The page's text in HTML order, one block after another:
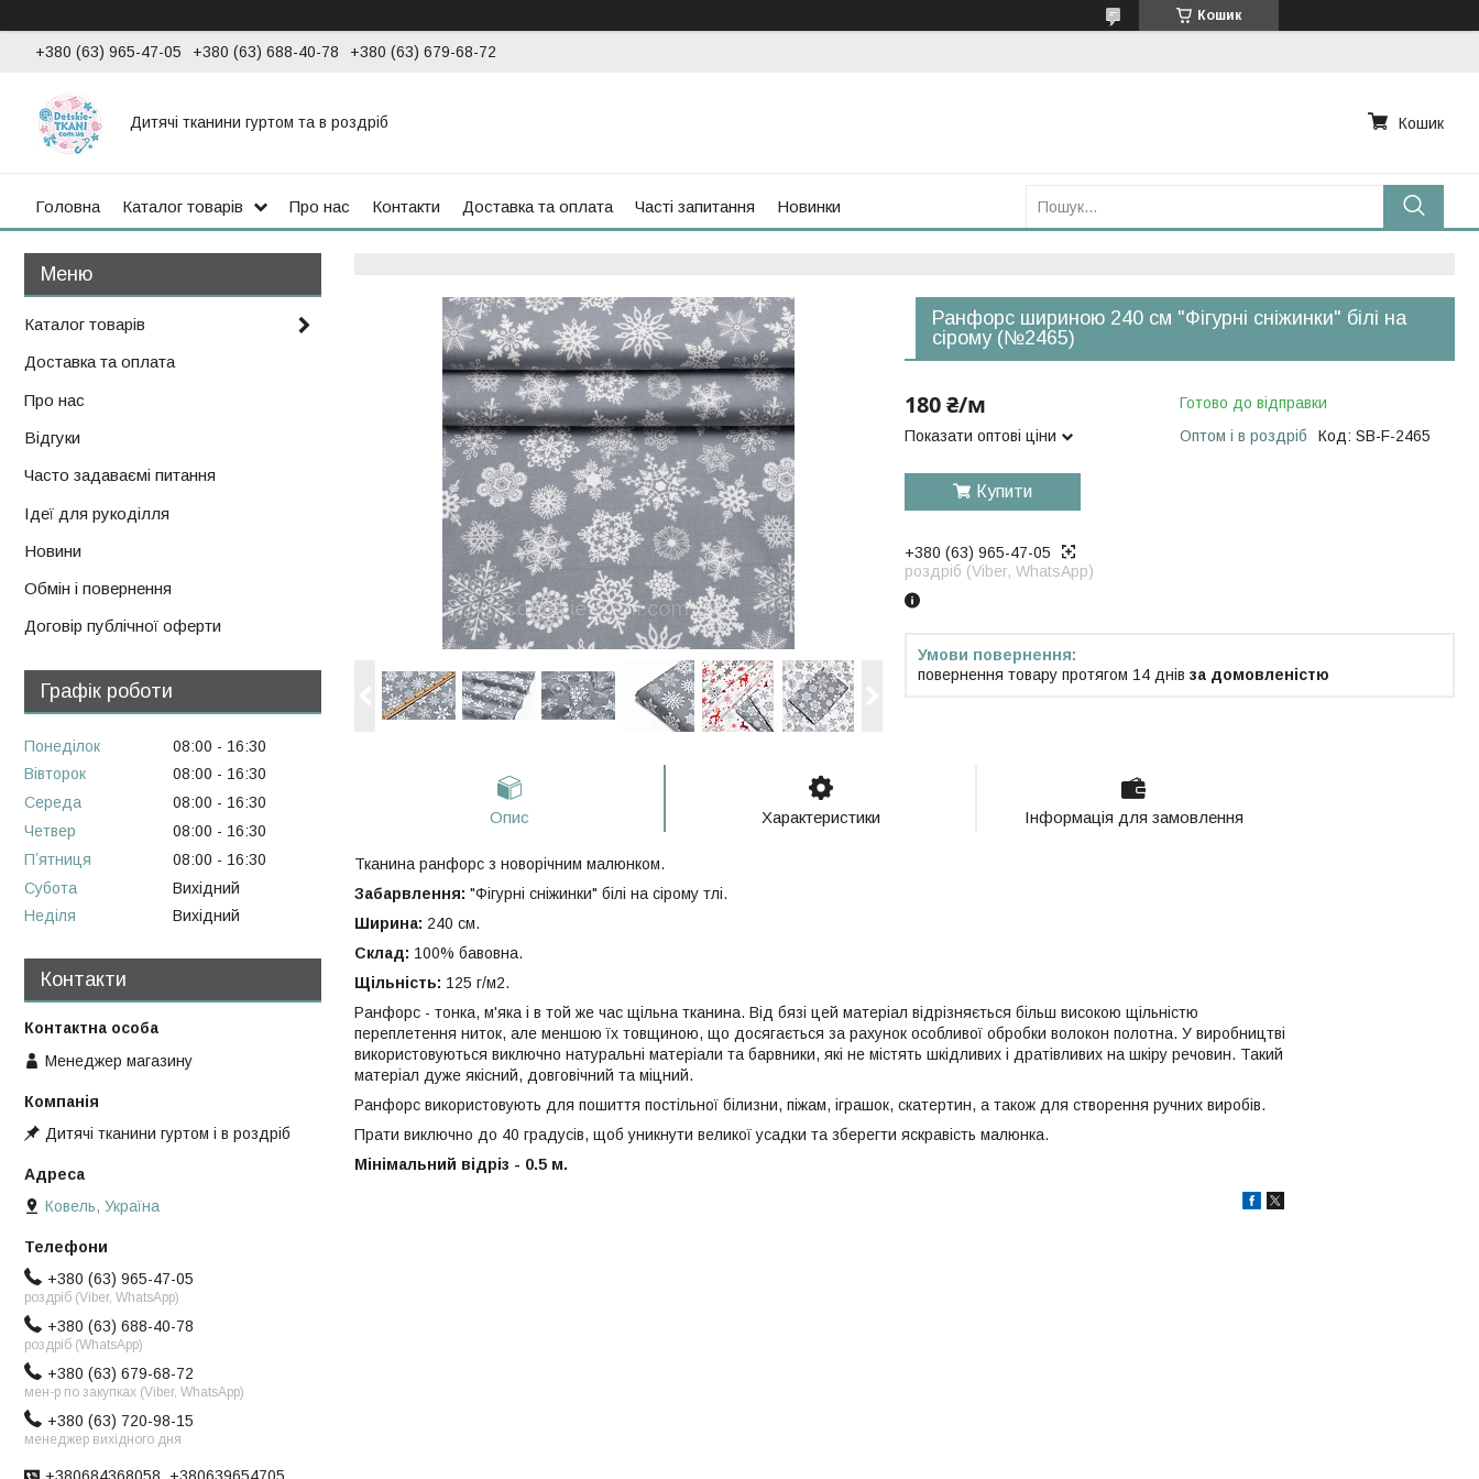
Кошик
+380 (63) 965-47-05 +380 (63) 688-40-78 +380 (63) 679-68-72
Дитячі тканини гуртом та в роздріб Кошик
Головна Каталог товарів Про нас Контакти Доставка та оплата Часті запитання Новинки
Ранфорс шириною 240 см "Фігурні сніжинки" білі на
сірому (№2465)
180 ₴/м
Показати оптові ціни
Готово до відправки
Оптом і в роздріб
Код: SB-F-2465
Купити
+380 (63) 965-47-05
роздріб (Viber, WhatsApp)
повернення товару протягом 14 днів за домовленістю
Опис Характеристики Інформація для замовлення
Тканина ранфорс з новорічним малюнком.
Забарвлення: "Фігурні сніжинки" білі на сірому тлі.
Ширина: 240 см.
Склад: 100% бавовна.
Щільність: 125 г/м2.
Ранфорс - тонка, м'яка і в той же час щільна тканина. Від бязі цей матеріал відрізняється більш високою щільністю
переплетення ниток, але меншою їх товщиною, що досягається за рахунок особливої обробки волокон полотна. У виробництві
використовуються виключно натуральні матеріали та барвники, які не містять шкідливих і дратівливих на шкіру речовин. Такий
матеріал дуже якісний, довговічний та міцний.
Ранфорс використовують для пошиття постільної білизни, піжам, іграшок, скатертин, а також для створення ручних виробів.
Прати виключно до 40 градусів, щоб уникнути великої усадки та зберегти яскравість малюнка.
Мінімальний відріз - 0.5 м.
Каталог товарів
Доставка та оплата
Про нас
Відгуки
Часто задаваємі питання
Ідеї для рукоділля
Новини
Обмін і повернення
Договір публічної оферти
Графік роботи
Понеділок 08:00
16:30
Вівторок
08:00
16:30
Середа
08:00
16:30
Четвер
08:00
16:30
Пʼятниця
08:00
16:30
Субота
Вихідний
Неділя
Вихідний
Контакти
Менеджер магазину
Дитячі тканини гуртом і в роздріб
Ковель, Україна
+380 (63) 965-47-05
роздріб (Viber, WhatsApp)
+380 (63) 688-40-78
роздріб (WhatsApp)
+380 (63) 679-68-72
мен-р по закупках (Viber, WhatsApp)
+380 (63) 720-98-15
менеджер вихідного дня